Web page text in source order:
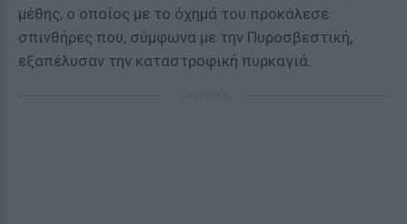
μέθης, ο οποίος με το όχημά του προκάλεσε
σπινθήρες που, σύμφωνα με την Πυροσβεστική,
εξαπέλυσαν την καταστροφική πυρκαγιά.